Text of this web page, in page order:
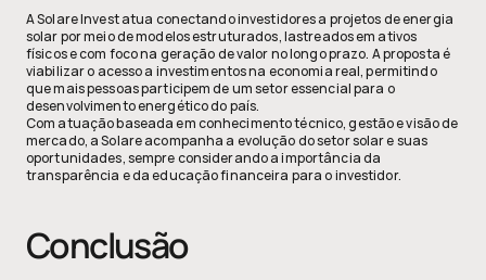
A Solare Invest atua conectando investidores a projetos de energia
solar por meio de modelos estruturados, lastreados em ativos
físicos e com foco na geração de valor no longo prazo. A proposta é
viabilizar o acesso a investimentos na economia real, permitindo
que mais pessoas participem de um setor essencial para o
desenvolvimento energético do país.
Com atuação baseada em conhecimento técnico, gestão e visão de
mercado, a Solare acompanha a evolução do setor solar e suas
oportunidades, sempre considerando a importância da
transparência e da educação financeira para o investidor.
Conclusão